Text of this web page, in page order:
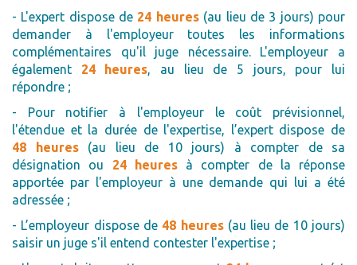
- L'expert dispose de 24 heures(au lieu de 3 jours) pour
demander à l'employeur toutes les informations
complémentaires qu'il juge nécessaire. L'employeur a
également 24 heures, au lieu de 5 jours, pour lui
répondre ;
- Pour notifier à l'employeur le coût prévisionnel,
l'étendue et la durée de l'expertise, l’expert dispose de
48 heures(au lieu de 10 jours) à compter de sa
désignation ou 24 heuresà compter de la réponse
apportée par l'employeur à une demande qui lui a été
adressée ;
- L’employeur dispose de 48 heures(au lieu de 10 jours)
saisir un juge s'il entend contester l'expertise ;